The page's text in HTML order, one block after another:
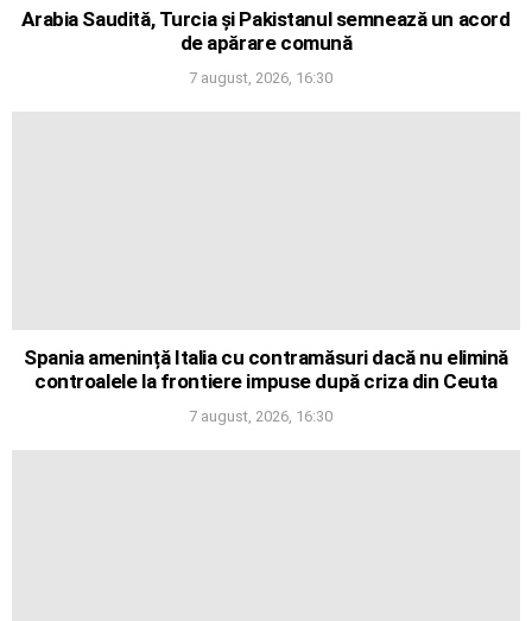
Arabia Saudită, Turcia și Pakistanul semnează un acord
de apărare comună
7 august, 2026, 16:30
Spania amenință Italia cu contramăsuri dacă nu elimină
controalele la frontiere impuse după criza din Ceuta
7 august, 2026, 16:30